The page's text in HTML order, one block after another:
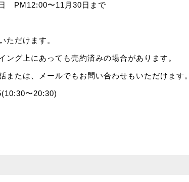
PM12:00〜11月30日まで
ただけます。
ング上にあっても売約済みの場合があります。
または、メールでもお問い合わせもいただけます。
〜20:30)